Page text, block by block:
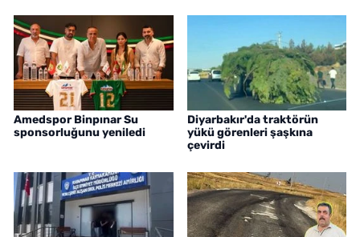
Amedspor Binpınar Su
sponsorluğunu yeniledi
Diyarbakır'da traktörün
yükü görenleri şaşkına
çevirdi